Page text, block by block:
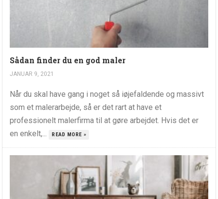
Sådan finder du en god maler
JANUAR 9, 2021
Når du skal have gang i noget så iøjefaldende og massivt
som et malerarbejde, så er det rart at have et
professionelt malerfirma til at gøre arbejdet. Hvis det er
en enkelt,...
READ MORE »